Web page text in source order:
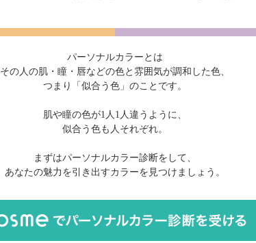
パーソナルカラーとは
その人の肌・瞳・唇などの色と雰囲気が調和した色、
つまり「似合う色」のことです。
肌や瞳の色が1人1人違うように、
似合う色も人それぞれ。
まずはパーソナルカラー診断をして、
あなたの魅力を引き出すカラーを見つけましょう。